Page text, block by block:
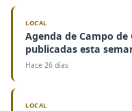
LOCAL
Agenda de Campo
publicadas esta
Hace 26 días
LOCAL